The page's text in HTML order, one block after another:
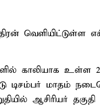
வெளியிட்டுள்ள
காலியாக உள்ள
டிசம்பர் மாதம்
ஆசிரியர் தகுதி